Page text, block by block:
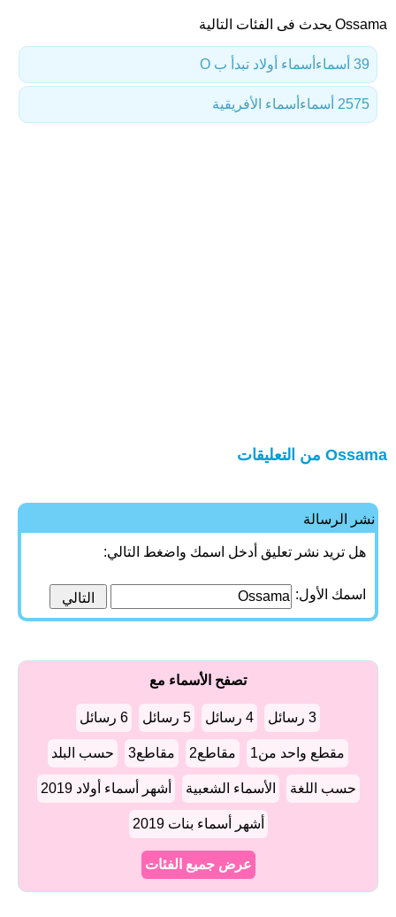
Ossama يحدث فى الفئات التالية
أسماء أولاد تبدأ ب O 39 أسماء
أسماء الأفريقية 2575 أسماء
Ossama من التعليقات
نشر الرسالة
هل تريد نشر تعليق أدخل اسمك واضغط التالي:
اسمك الأول:
تصفح الأسماء مع
3 رسائل 4 رسائل 5 رسائل 6 رسائل
مقطع واحد من1 مقاطع2 مقاطع3 حسب البلد
حسب اللغة الأسماء الشعبية أشهر أسماء أولاد 2019
أشهر أسماء بنات 2019
عرض جميع الفئات